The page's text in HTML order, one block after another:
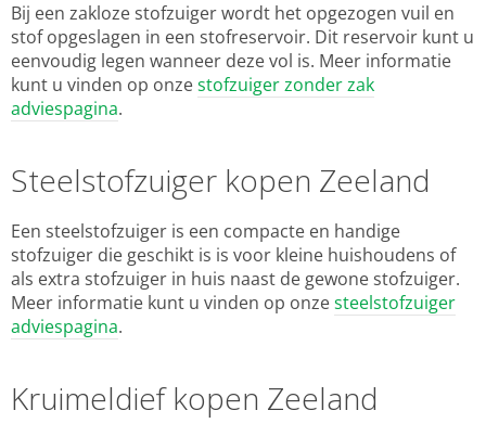
Bij een zakloze stofzuiger wordt het opgezogen vuil en
stof opgeslagen in een stofreservoir. Dit reservoir kunt u
eenvoudig legen wanneer deze vol is. Meer informatie
kunt u vinden op onzestofzuiger zonder zak
adviespagina.
Steelstofzuiger kopen Zeeland
Een steelstofzuiger is een compacte en handige
stofzuiger die geschikt is is voor kleine huishoudens of
als extra stofzuiger in huis naast de gewone stofzuiger.
Meer informatie kunt u vinden op onzesteelstofzuiger
adviespagina.
Kruimeldief kopen Zeeland